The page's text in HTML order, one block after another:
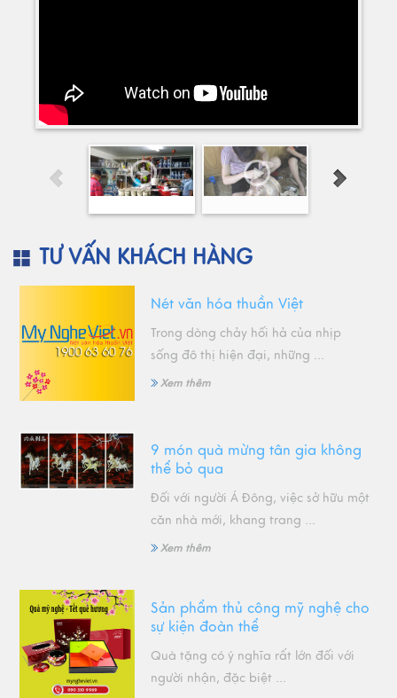
TƯ VẤN KHÁCH HÀNG
Nét văn hóa thuần Việt
Trong dòng chảy hối hả của nhịp
sống đô thị hiện đại, những ...
Xem thêm
9 món quà mừng tân gia không
thể bỏ qua
Đối với người Á Đông, việc sở hữu một
căn nhà mới, khang trang ...
Xem thêm
Sản phẩm thủ công mỹ nghệ cho
sự kiện đoàn thể
Quà tặng có ý nghĩa rất lớn đối với
người nhận, đặc biệt ...